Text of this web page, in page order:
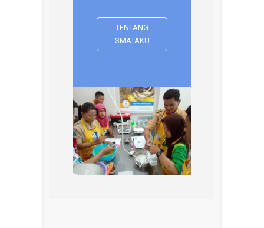
TENTANG
SMATAKU